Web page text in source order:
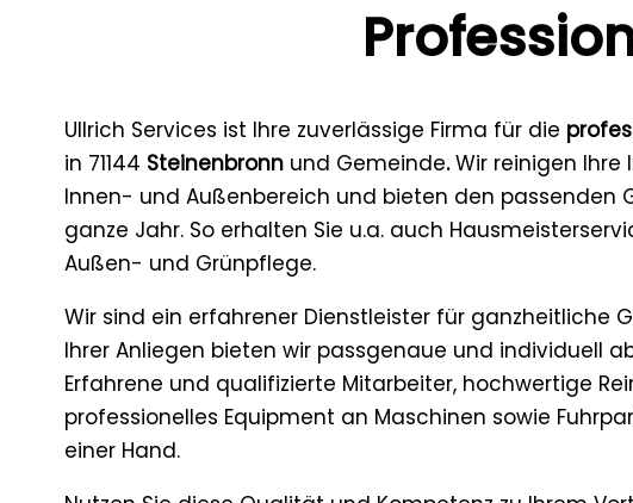
Ullrich Services ist Ihre zuverlässige Firma für die
in 71144 Steinenbronn und Gemeinde.Wir reinigen
Innen- und Außenbereich und bieten den passenden
ganze Jahr. So erhalten Sie u.a. auch
Außen- und Grünpflege.
Wir sind ein erfahrener Dienstleister für ganzheitliche
Ihrer Anliegen bieten wir passgenaue und individuell
Erfahrene und qualifizierte Mitarbeiter, hochwertige
professionelles Equipment an Maschinen sowie
einer Hand.